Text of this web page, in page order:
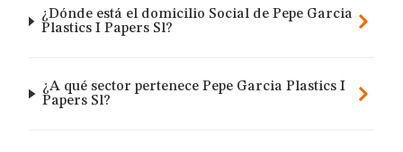
¿Dónde está el domicilio Social de Pepe Garcia
Plastics I Papers Sl?
¿A qué sector pertenece Pepe Garcia Plastics I
Papers Sl?